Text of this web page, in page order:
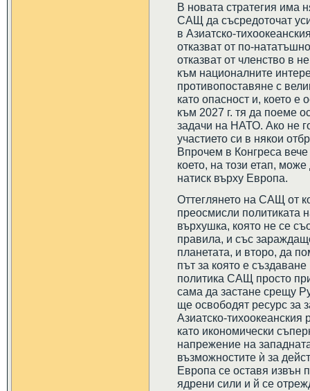
В новата стратегия има
САЩ да съсредоточат
в Азиатско-
отказват от по-
отказват от членство в
към националните
противопоставяне с
като опасност и, което
към 2027 г. тя да поеме
задачи на НАТО. Ако не
участието си в някои
Впрочем в Конгреса
което, на този етап,
натиск върху Европа.
Оттеглянето на САЩ от
преосмисли политиката
върхушка, която не се
правила, и със
планетата, и второ, да
път за която е
политика САЩ просто
сама да застане срещу
ще освободят ресурс за
Азиатско-
като икономически
напрежение на
възможностите ѝ за
Европа се оставя извън
ядрени сили и й се